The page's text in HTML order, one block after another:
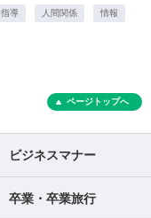
指導 人間関係 情報
ページトップへ
ビジネスマナー
卒業・卒業旅行